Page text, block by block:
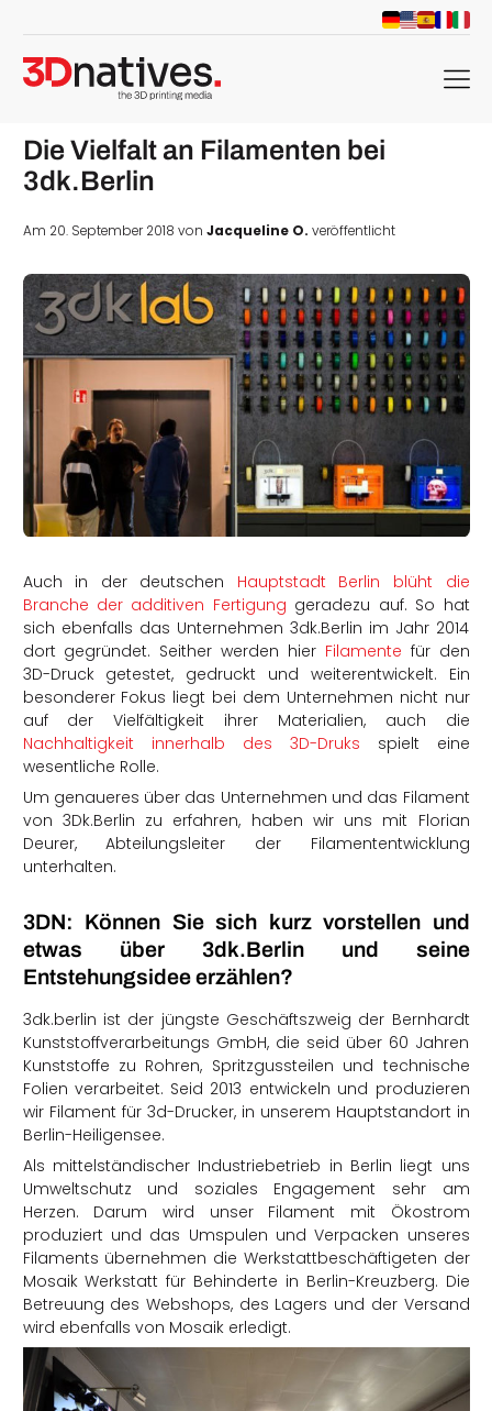
menu
Die Vielfalt an Filamenten bei
3dk.Berlin
Am 20. September 2018 von Jacqueline O. veröffentlicht
Auch in der deutschen Hauptstadt Berlin blüht die
Branche der additiven Fertigung geradezu auf. So hat
sich ebenfalls das Unternehmen 3dk.Berlin im Jahr 2014
dort gegründet. Seither werden hier Filamente für den
3D-Druck getestet, gedruckt und weiterentwickelt. Ein
besonderer Fokus liegt bei dem Unternehmen nicht nur
auf der Vielfältigkeit ihrer Materialien, auch die
Nachhaltigkeit innerhalb des 3D-Druks spielt eine
wesentliche Rolle.
Um genaueres über das Unternehmen und das Filament
von 3Dk.Berlin zu erfahren, haben wir uns mit Florian
Deurer, Abteilungsleiter der Filamententwicklung
unterhalten.
3DN: Können Sie sich kurz vorstellen und
etwas über 3dk.Berlin und seine
Entstehungsidee erzählen?
3dk.berlin ist der jüngste Geschäftszweig der Bernhardt
Kunststoffverarbeitungs GmbH, die seid über 60 Jahren
Kunststoffe zu Rohren, Spritzgussteilen und technische
Folien verarbeitet. Seid 2013 entwickeln und produzieren
wir Filament für 3d-Drucker, in unserem Hauptstandort in
Berlin-Heiligensee.
Als mittelständischer Industriebetrieb in Berlin liegt uns
Umweltschutz und soziales Engagement sehr am
Herzen. Darum wird unser Filament mit Ökostrom
produziert und das Umspulen und Verpacken unseres
Filaments übernehmen die Werkstattbeschäftigeten der
Mosaik Werkstatt für Behinderte in Berlin-Kreuzberg. Die
Betreuung des Webshops, des Lagers und der Versand
wird ebenfalls von Mosaik erledigt.